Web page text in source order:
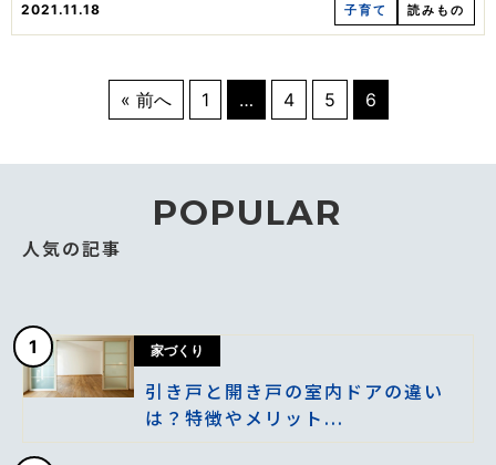
2021.11.18 子育て 読みもの
« 前へ 1 … 4 5 6
POPULAR
人気の記事
1 家づくり
引き戸と開き戸の室内ドアの違い
は？特徴やメリット...